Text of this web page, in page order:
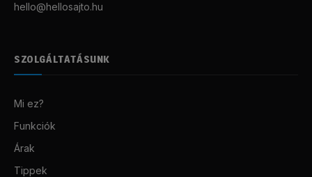
hello@hellosajto.hu
SZOLGÁLTATÁSUNK
Mi ez?
Funkciók
Árak
Tippek